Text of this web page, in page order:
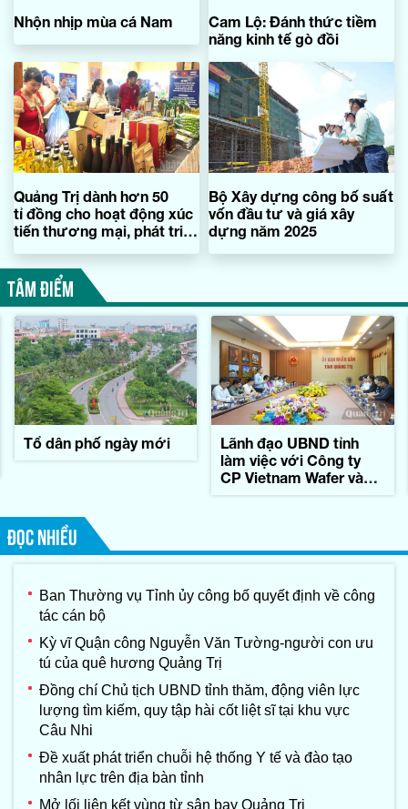
Nhộn nhịp mùa cá Nam
Cam Lộ: Đánh thức tiềm
năng kinh tế gò đồi
Quảng Trị dành hơn 50
tỉ đồng cho hoạt động xúc
tiến thương mại, phát triển
Bộ Xây dựng công bố suất
vốn đầu tư và giá xây
dựng năm 2025
TÂM ĐIỂM
Tổ dân phố ngày mới
Lãnh đạo UBND tỉnh
làm việc với Công ty
CP Vietnam Wafer và
ĐỌC NHIỀU
Ban Thường vụ Tỉnh ủy công bố quyết định về công
tác cán bộ
Kỳ vĩ Quận công Nguyễn Văn Tường-người con ưu
tú của quê hương Quảng Trị
Đồng chí Chủ tịch UBND tỉnh thăm, động viên lực
lượng tìm kiếm, quy tập hài cốt liệt sĩ tại khu vực
Câu Nhi
Đề xuất phát triển chuỗi hệ thống Y tế và đào tạo
nhân lực trên địa bàn tỉnh
Mở lối liên kết vùng từ sân bay Quảng Trị